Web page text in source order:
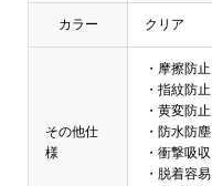
カラー クリア
その他仕
様
・摩擦防止
・指紋防止
・黄変防止
・防水防塵
・衝撃吸収
・脱着容易